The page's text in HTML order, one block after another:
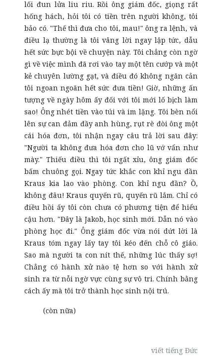
lối đun lửa liu riu. Rồi ông giám đốc, giọng rất
hống hách, hỏi tôi có tiền trên người không, tôi
bảo có. "Thế thì đưa cho tôi, mau!" ông ra lệnh, và
điều lạ thường là tôi vâng lời ngay lập tức, dẫu
hết sức bực bội về chuyện này. Tôi chẳng còn ngờ
gì về việc mình đã rơi vào tay một tên cướp và một
kẻ chuyên lường gạt, và điều đó không ngăn cản
tôi ngoan ngoãn hết sức đưa tiền! Giờ, những ấn
tượng về ngày hôm ấy đối với tôi mới lố bịch làm
sao! Ông nhét tiền vào túi và im lặng. Tôi bèn nổi
lên sự can đảm đầy anh hùng, rụt rè đòi ông một
cái hóa đơn, tôi nhận ngay câu trả lời sau đây:
"Người ta không đưa hóa đơn cho lũ vớ vẩn như
mày." Thiếu điều thì tôi ngất xỉu, ông giám đốc
bấm chuông gọi. Ngay tức khắc con khỉ ngu đần
Kraus kia lao vào phòng. Con khỉ ngu đần? Ồ,
không đâu! Kraus quyến rũ, quyến rũ lắm. Chỉ có
điều hồi ấy tôi còn chưa có phương tiện để hiểu
cậu hơn. "Đây là Jakob, học sinh mới. Dẫn nó vào
phòng học đi." Ông giám đốc vừa nói dứt lời là
Kraus tóm ngay lấy tay tôi kéo đến chỗ cô giáo.
Sao mà người ta con nít thế, những lúc thấy sợ!
Chẳng có hành xử nào tệ hơn so với hành xử
sinh ra từ nỗi ngờ vực cùng sự vô tri. Chính bằng
cách ấy mà tôi trở thành học sinh nội trú.
(còn nữa)
viết tiếng Đức